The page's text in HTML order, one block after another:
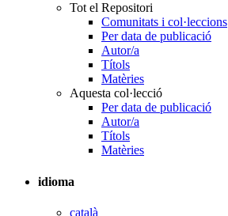
Tot el Repositori
Comunitats i col·leccions
Per data de publicació
Autor/a
Títols
Matèries
Aquesta col·lecció
Per data de publicació
Autor/a
Títols
Matèries
idioma
català